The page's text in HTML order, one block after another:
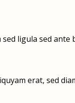
sed ligula sed
erat, sed